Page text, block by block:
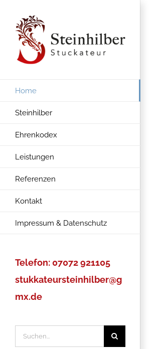
springen
Home
Steinhilber
Ehrenkodex
Leistungen
Referenzen
Kontakt
Impressum & Datenschutz
Telefon: 07072 921105
stukkateursteinhilber@g
mx.de
nach: